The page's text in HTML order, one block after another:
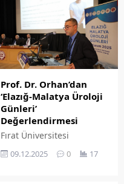
Prof. Dr. Orhan’dan
‘Elazığ-Malatya Üroloji
Günleri’
Değerlendirmesi
Fırat Üniversitesi
Hastanesi Üroloji Anabilim
Dalı Başkanı Prof. Dr. İrfan
09.12.2025 0 17